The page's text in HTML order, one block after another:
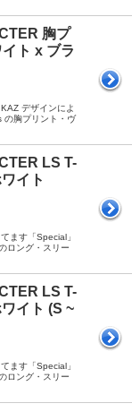
胸プ
ト x ブラ
デザインによ
の胸プリント・ヴ
LS T-
イト
ます「Special」
ロング・スリー
LS T-
イト (S ~
ます「Special」
ロング・スリー